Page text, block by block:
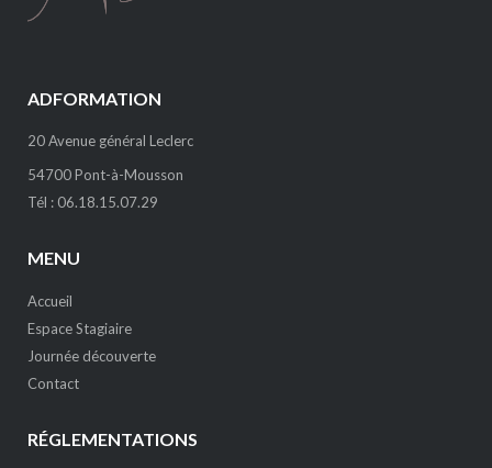
ADFORMATION
20 Avenue général Leclerc
54700 Pont-à-Mousson
Tél : 06.18.15.07.29
MENU
Accueil
Espace Stagiaire
Journée découverte
Contact
RÉGLEMENTATIONS